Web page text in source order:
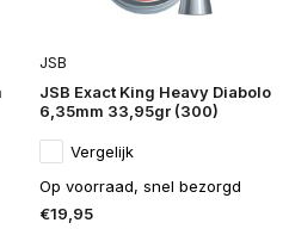
JSB
JSB Exact King Heavy Diabolo
6,35mm 33,95gr (300)
Vergelijk
Op voorraad, snel bezorgd
€19,95